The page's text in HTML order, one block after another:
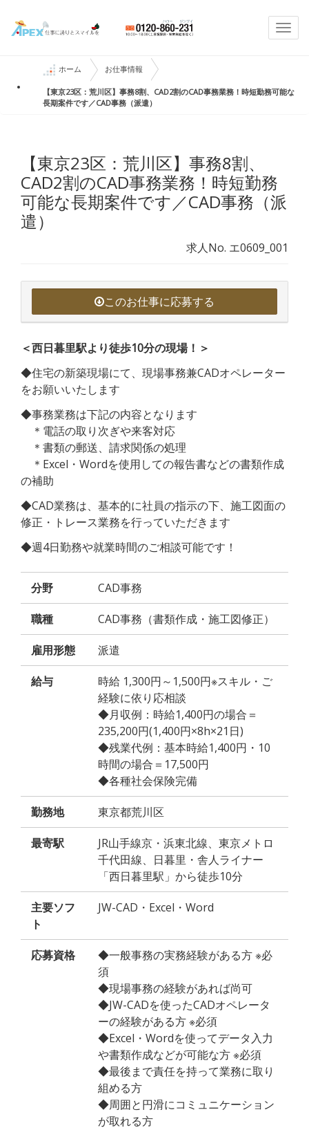
ホーム お仕事情報
【東京23区：荒川区】事務8割、CAD2割のCAD事務業務！時短勤務可能な
長期案件です／CAD事務（派遣）
【東京23区：荒川区】事務8割、
CAD2割のCAD事務業務！時短勤務
可能な長期案件です／CAD事務（派
遣）
求人No. エ0609_001
このお仕事に応募する
＜西日暮里駅より徒歩10分の現場！＞
◆住宅の新築現場にて、現場事務兼CADオペレーター
をお願いいたします
◆事務業務は下記の内容となります
＊電話の取り次ぎや来客対応
＊書類の郵送、請求関係の処理
＊Excel・Wordを使用しての報告書などの書類作成
の補助
◆CAD業務は、基本的に社員の指示の下、施工図面の
修正・トレース業務を行っていただきます
◆週4日勤務や就業時間のご相談可能です！
分野 CAD事務
職種 CAD事務（書類作成・施工図修正）
雇用形態 派遣
給与
時給 1,300円～1,500円※スキル・ご
経験に依り応相談
◆月収例：時給1,400円の場合＝
235,200円(1,400円×8h×21日)
◆残業代例：基本時給1,400円・10
時間の場合＝17,500円
◆各種社会保険完備
勤務地 東京都荒川区
最寄駅
JR山手線京・浜東北線、東京メトロ
千代田線、日暮里・舎人ライナー
「西日暮里駅」から徒歩10分
主要ソフ
ト
JW-CAD・Excel・Word
応募資格
◆一般事務の実務経験がある方 ※必
須
◆現場事務の経験があれば尚可
◆JW-CADを使ったCADオペレータ
ーの経験がある方 ※必須
◆Excel・Wordを使ってデータ入力
や書類作成などが可能な方 ※必須
◆最後まで責任を持って業務に取り
組める方
◆周囲と円滑にコミュニケーション
が取れる方